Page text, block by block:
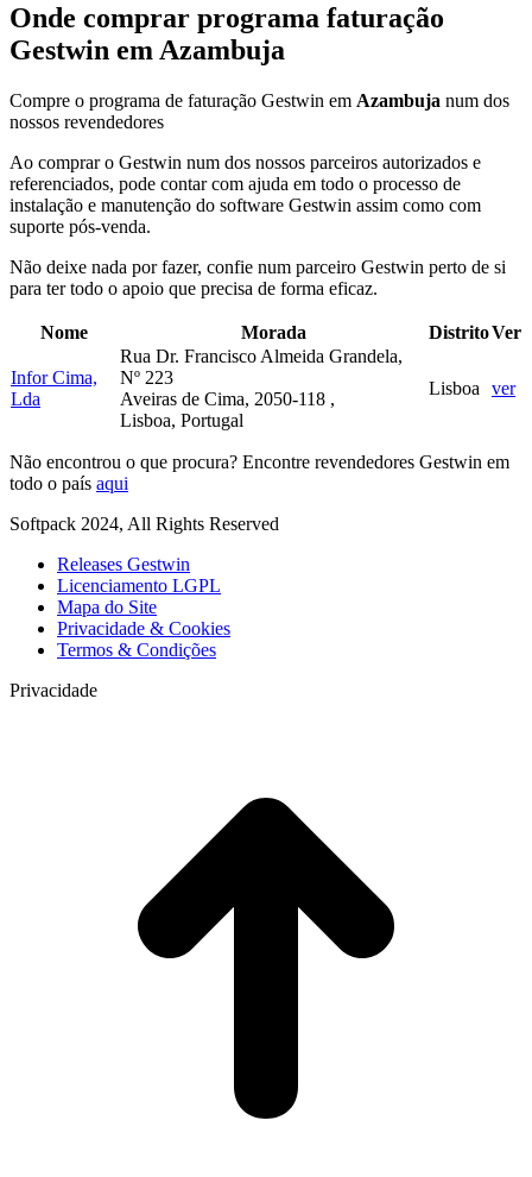
Onde comprar programa faturação
Gestwin em Azambuja
Compre o programa de faturação Gestwin em Azambuja num dos
nossos revendedores
Ao comprar o Gestwin num dos nossos parceiros autorizados e
referenciados, pode contar com ajuda em todo o processo de
instalação e manutenção do software Gestwin assim como com
suporte pós-venda.
Não deixe nada por fazer, confie num parceiro Gestwin perto de si
para ter todo o apoio que precisa de forma eficaz.
Nome Morada DistritoVer
Infor Cima,
Lda
Rua Dr. Francisco Almeida Grandela,
Nº 223
Aveiras de Cima, 2050-118 ,
Lisboa, Portugal
Lisboa ver
Não encontrou o que procura? Encontre revendedores Gestwin em
todo o país aqui
Softpack 2024, All Rights Reserved
Releases Gestwin
Licenciamento LGPL
Mapa do Site
Privacidade & Cookies
Termos & Condições
Privacidade